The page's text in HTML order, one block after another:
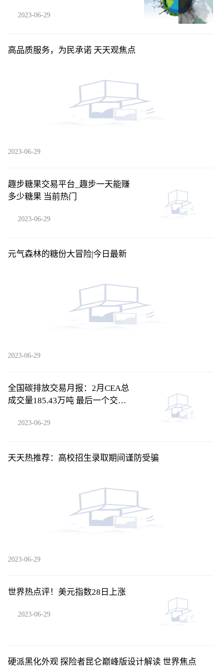
2023-06-29
高品质服务，为民承诺 天天观焦点
2023-06-29
趣步糖果交易平台_趣步一天能赚
多少糖果 当前热门
2023-06-29
元气森林的糖份大冒险|今日最新
2023-06-29
全国碳排放交易月报：2月CEA总
成交量185.43万吨 最后一个交易
2023-06-29
天天热推荐：高校招生录取期间谨防受骗
2023-06-29
世界热点评！美元指数28日上涨
2023-06-29
硬派黑化外观 探险者昆仑巅峰版设计解读 世界焦点